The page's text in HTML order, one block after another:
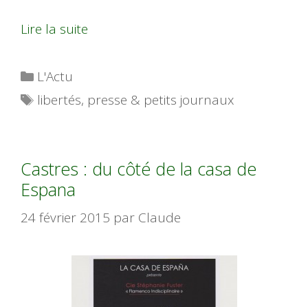
Lire la suite
Catégories
L'Actu
Étiquettes
libertés, presse & petits journaux
Castres : du côté de la casa de
Espana
24 février 2015 par Claude